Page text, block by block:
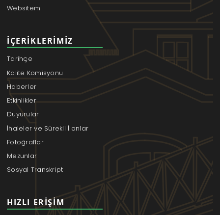
Websitem
İÇERIKLERIMIZ
Tarihçe
Kalite Komisyonu
Haberler
Etkinlikler
Duyurular
İhaleler ve Sürekli İlanlar
Fotoğraflar
Mezunlar
Sosyal Transkript
HIZLI ERIŞIM